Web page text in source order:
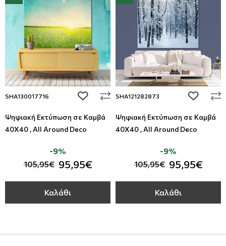
SHA130017716 add to wishlist
Ψηφιακή Εκτύπωση σε Καμβά
40Χ40 , All Around Deco
105,95€ 95,95€
-9%
Καλάθι
SHA121282873 add to
Ψηφιακή Εκτύπωση σε Καμβά
40Χ40 , All Around Deco
105,95€ 95,95€
-9%
Καλάθι